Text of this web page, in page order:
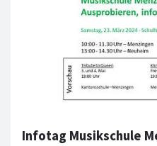
Infotag Musikschule